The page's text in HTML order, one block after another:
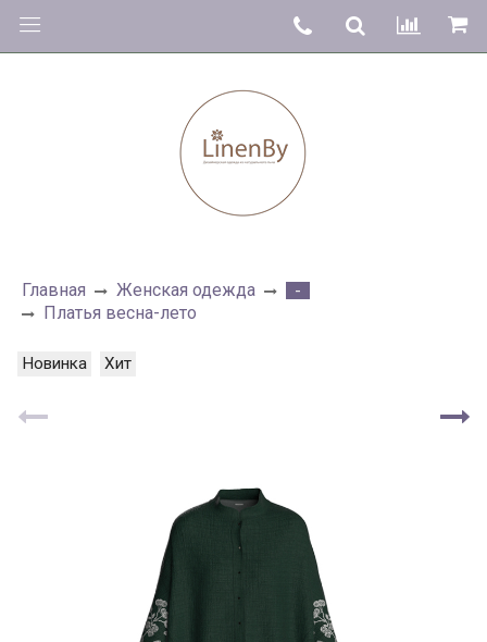
Главная Женская одежда
-
Платья весна-лето
Новинка Хит